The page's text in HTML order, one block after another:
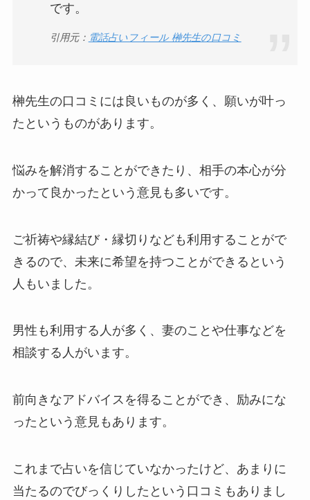
です。
引用元： 電話占いフィール 榊先生の口コミ
榊先生の口コミには良いものが多く、願いが叶っ
たというものがあります。
悩みを解消することができたり、相手の本心が分
かって良かったという意見も多いです。
ご祈祷や縁結び・縁切りなども利用することがで
きるので、未来に希望を持つことができるという
人もいました。
男性も利用する人が多く、妻のことや仕事などを
相談する人がいます。
前向きなアドバイスを得ることができ、励みにな
ったという意見もあります。
これまで占いを信じていなかったけど、あまりに
当たるのでびっくりしたという口コミもありまし